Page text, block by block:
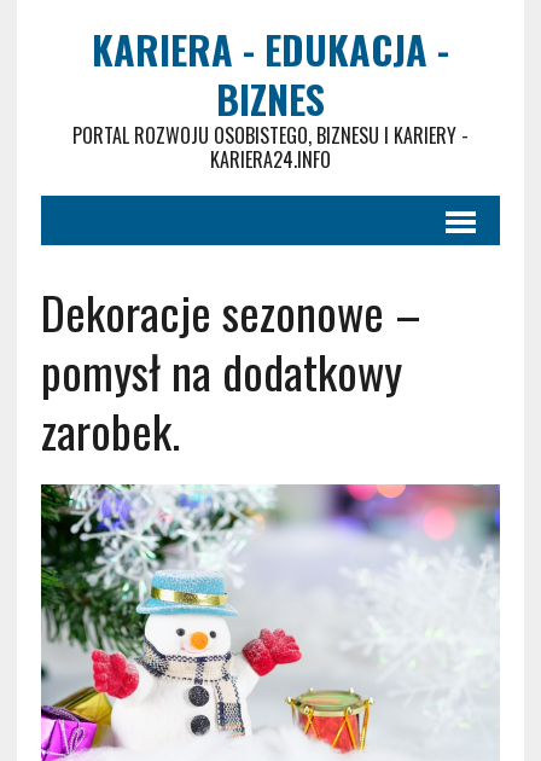
KARIERA - EDUKACJA -
BIZNES
PORTAL ROZWOJU OSOBISTEGO, BIZNESU I KARIERY -
KARIERA24.INFO
Dekoracje sezonowe –
pomysł na dodatkowy
zarobek.